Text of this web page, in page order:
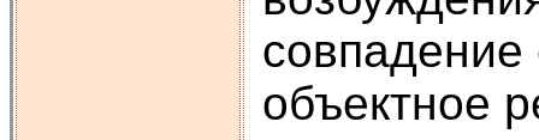
объектное